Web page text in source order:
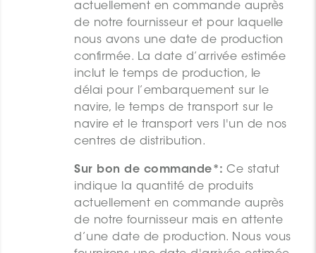
actuellement en commande auprès
de notre fournisseur et pour laquelle
nous avons une date de production
confirmée. La date d’arrivée estimée
inclut le temps de production, le
délai pour l’embarquement sur le
navire, le temps de transport sur le
navire et le transport vers l'un de nos
centres de distribution.
Sur bon de commande*: Ce statut
indique la quantité de produits
actuellement en commande auprès
de notre fournisseur mais en attente
d’une date de production. Nous vous